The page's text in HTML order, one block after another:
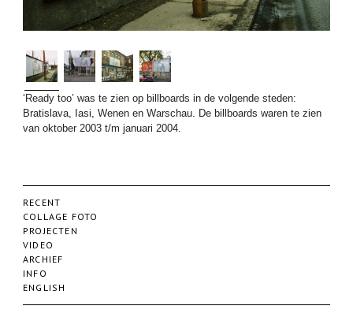
‘Ready too’ was te zien op billboards in de volgende steden:
Bratislava, Iasi, Wenen en Warschau. De billboards waren te zien
van oktober 2003 t/m januari 2004.
RECENT
COLLAGE FOTO
PROJECTEN
VIDEO
ARCHIEF
INFO
ENGLISH